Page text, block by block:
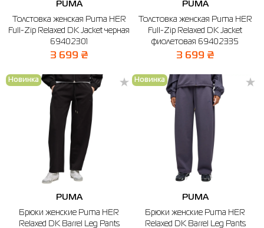
PUMA
Толстовка женская Puma HER
Full-Zip Relaxed DK Jacket черная
69402301
3 699 ₴
PUMA
Толстовка женская Puma HER
Full-Zip Relaxed DK Jacket
фиолетовая 69402335
3 699 ₴
Новинка
PUMA
Брюки женские Puma HER
Relaxed DK Barrel Leg Pants
Новинка
PUMA
Брюки женские Puma HER
Relaxed DK Barrel Leg Pants